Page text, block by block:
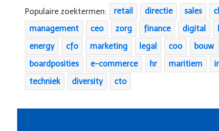
Populaire zoektermen: retail directie sales
management
ceo zorg finance digital
energy
cfo marketing legal coo
bouw
boardposities
e-commerce hr maritiem
techniek
diversity cto